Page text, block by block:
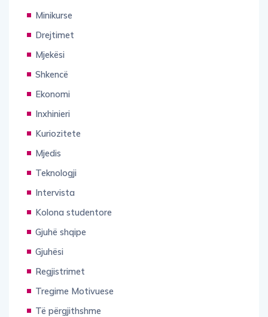
Minikurse
Drejtimet
Mjekësi
Shkencë
Ekonomi
Inxhinieri
Kuriozitete
Mjedis
Teknologji
Intervista
Kolona studentore
Gjuhë shqipe
Gjuhësi
Regjistrimet
Tregime Motivuese
Të përgjithshme